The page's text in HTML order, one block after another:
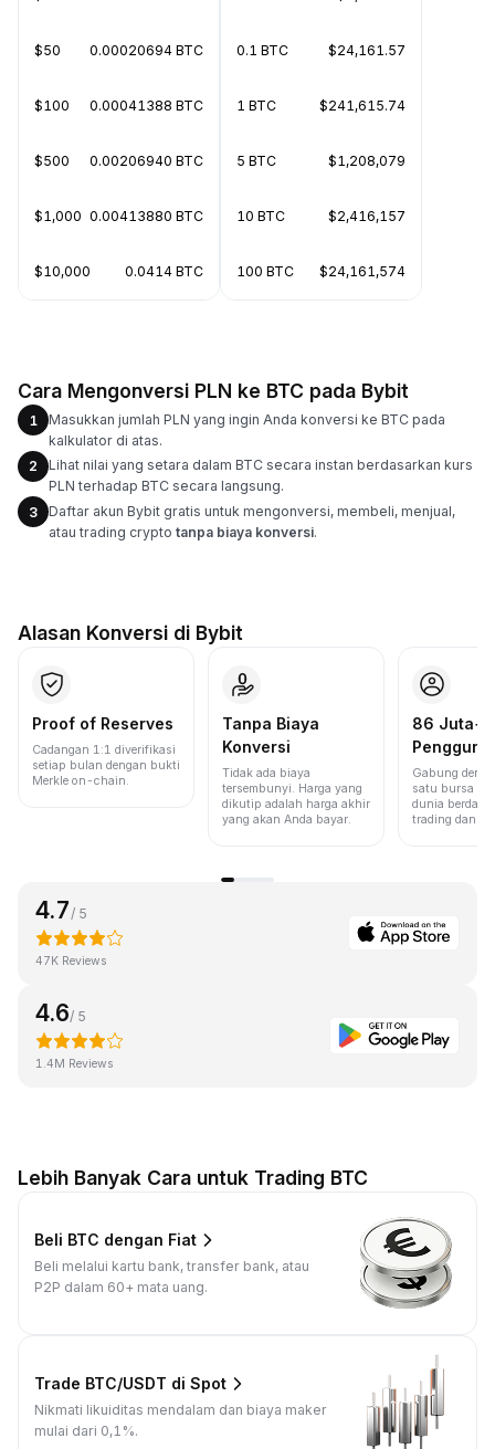
$50 0.00020694 BTC
$100 0.00041388 BTC
$500 0.00206940 BTC
$1,000 0.00413880 BTC
$10,000 0.0414 BTC
0.1 BTC $24,161.57
1 BTC $241,615.74
5 BTC $1,208,079
10 BTC $2,416,157
100 BTC $24,161,574
Cara Mengonversi PLN ke BTC pada Bybit
1
Masukkan jumlah PLN yang ingin Anda konversi ke BTC pada
kalkulator di atas.
2
Lihat nilai yang setara dalam BTC secara instan berdasarkan kurs
PLN terhadap BTC secara langsung.
3
Daftar akun Bybit gratis untuk mengonversi, membeli, menjual,
atau trading crypto tanpa biaya konversi.
Alasan Konversi di Bybit
Proof of Reserves
Cadangan 1:1 diverifikasi
setiap bulan dengan bukti
Merkle on-chain.
Tanpa Biaya
Konversi
Tidak ada biaya
tersembunyi. Harga yang
dikutip adalah harga akhir
yang akan Anda bayar.
86 Juta+
Pengguna
Gabung
satu bursa
dunia
trading dan
4.7 / 5
47K Reviews
4.6/ 5
1.4M Reviews
Lebih Banyak Cara untuk Trading BTC
Beli BTC dengan Fiat
Beli melalui kartu bank, transfer bank, atau
P2P dalam 60+ mata uang.
Trade BTC/USDT di Spot
Nikmati likuiditas mendalam dan biaya maker
mulai dari 0,1%.